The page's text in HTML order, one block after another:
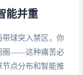
能并重
球突入禁区，你
圈——这种痛苦必
点分布和智能推